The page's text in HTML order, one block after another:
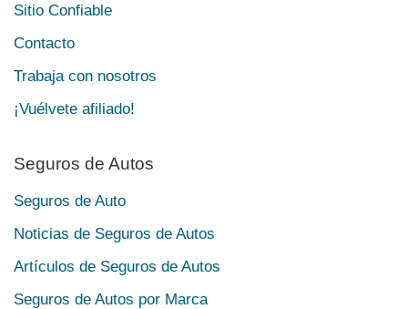
Sitio Confiable
Contacto
Trabaja con nosotros
¡Vuélvete afiliado!
Seguros de Autos
Seguros de Auto
Noticias de Seguros de Autos
Artículos de Seguros de Autos
Seguros de Autos por Marca